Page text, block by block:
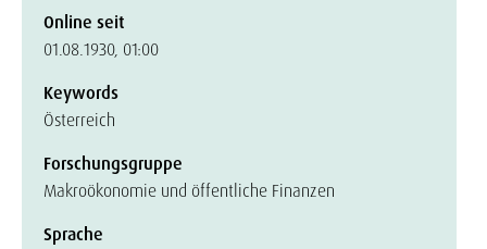
Online seit
01.08.1930, 01:00
Keywords
Österreich
Forschungsgruppe
Makroökonomie und öffentliche Finanzen
Sprache